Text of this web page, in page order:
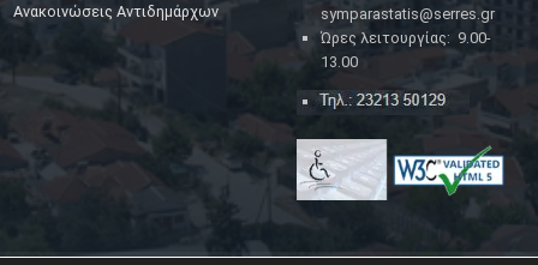
Ανακοινώσεις Αντιδημάρχων
symparastatis@serres.gr
Ώρες λειτουργίας: 9.00-
13.00